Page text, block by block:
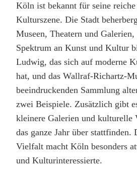
Köln ist bekannt für seine
Kulturszene. Die Stadt
Museen, Theatern und
Spektrum an Kunst und Kultur
Ludwig, das sich auf moderne
hat, und das Wallraf-Richartz-
beeindruckenden Sammlung
zwei Beispiele. Zusätzlich gibt
kleinere Galerien und kulturelle
das ganze Jahr über stattfinden.
Vielfalt macht Köln besonders
und Kulturinteressierte.